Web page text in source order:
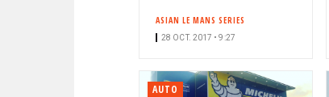
ASIAN LE MANS SERIES
28 OCT. 2017 • 9:27
AUTO